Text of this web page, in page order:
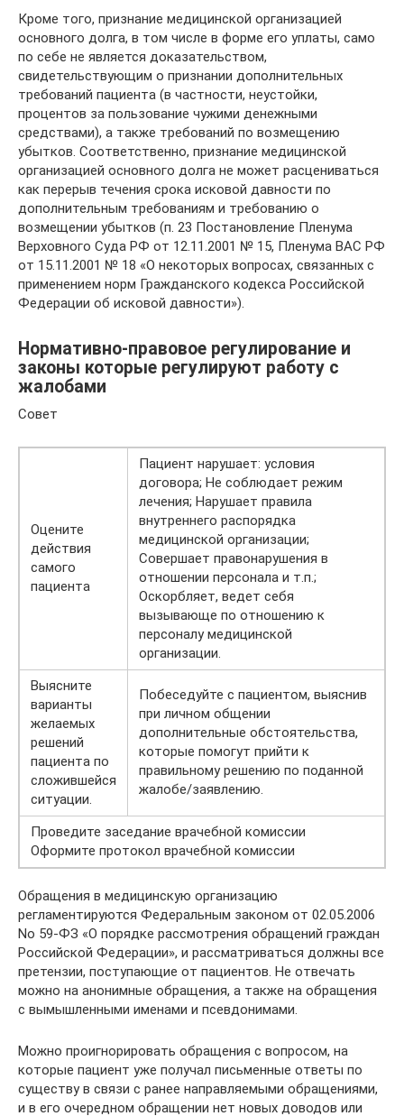
Кроме того, признание медицинской организацией
основного долга, в том числе в форме его уплаты, само
по себе не является доказательством,
свидетельствующим о признании дополнительных
требований пациента (в частности, неустойки,
процентов за пользование чужими денежными
средствами), а также требований по возмещению
убытков. Соответственно, признание медицинской
организацией основного долга не может расцениваться
как перерыв течения срока исковой давности по
дополнительным требованиям и требованию о
возмещении убытков (п. 23 Постановление Пленума
Верховного Суда РФ от 12.11.2001 № 15, Пленума ВАС РФ
от 15.11.2001 № 18 «О некоторых вопросах, связанных с
применением норм Гражданского кодекса Российской
Федерации об исковой давности»).
Нормативно-правовое регулирование и
законы которые регулируют работу с
жалобами
Совет
Оцените
действия
самого
пациента
Пациент нарушает: условия
договора; Не соблюдает режим
лечения; Нарушает правила
внутреннего распорядка
медицинской организации;
Совершает правонарушения в
отношении персонала и т.п.;
Оскорбляет, ведет себя
вызывающе по отношению к
персоналу медицинской
организации.
Выясните
варианты
желаемых
решений
пациента по
сложившейся
ситуации.
Побеседуйте с пациентом, выяснив
при личном общении
дополнительные обстоятельства,
которые помогут прийти к
правильному решению по поданной
жалобе/заявлению.
Проведите заседание врачебной комиссии
Оформите протокол врачебной комиссии
Обращения в медицинскую организацию
регламентируются Федеральным законом от 02.05.2006
No 59­-ФЗ «О порядке рассмотре­ния обращений граждан
Российской Федера­ции», и рассматриваться должны все
претен­зии, поступающие от пациентов. Не отвечать
можно на анонимные обращения, а также на обращения
с вымышленными именами и псевдонимами.
Можно проигнорировать обращения с вопросом, на
которые пациент уже получал письменные ответы по
существу в связи с ранее направляемыми обращениями,
и в его очередном обращении нет новых дово­дов или